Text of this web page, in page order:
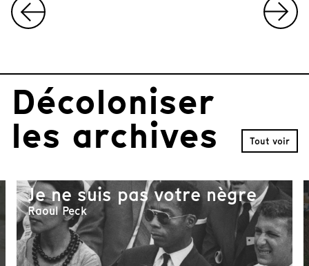
m
1
0
Décoloniser
les archives Tout voir
Je ne suis pas votre nègre
Raoul Peck